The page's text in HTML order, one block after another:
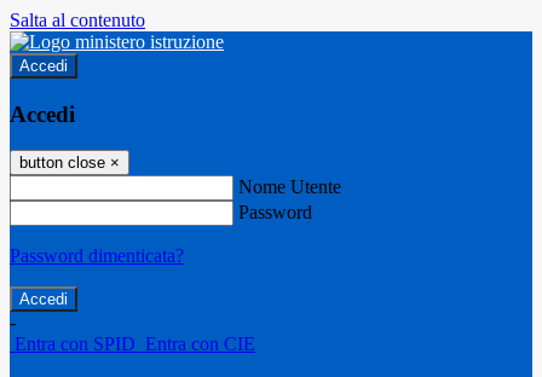
Salta al contenuto
Accedi
Accedi
button close ×
Nome Utente
Password
Password dimenticata?
-
Entra con SPID Entra con CIE